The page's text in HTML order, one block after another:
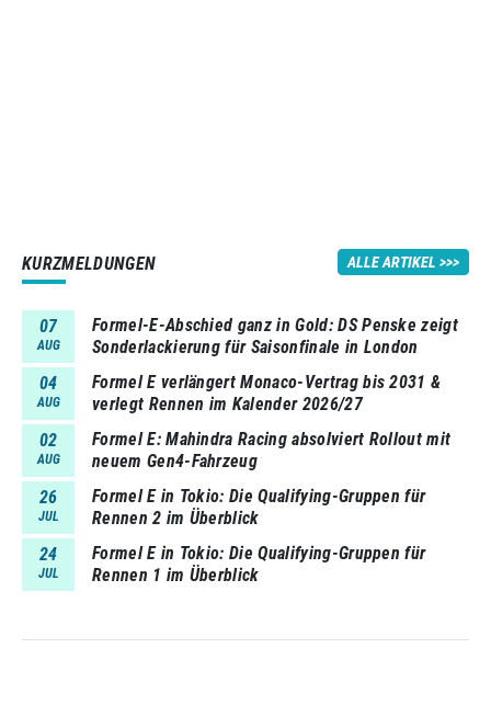
KURZMELDUNGEN ALLE ARTIKEL
07
AUG
Formel-E-Abschied ganz in Gold: DS Penske zeigt
Sonderlackierung für Saisonfinale in London
04
AUG
Formel E verlängert Monaco-Vertrag bis 2031 &
verlegt Rennen im Kalender 2026/27
02
AUG
Formel E: Mahindra Racing absolviert Rollout mit
neuem Gen4-Fahrzeug
26
JUL
Formel E in Tokio: Die Qualifying-Gruppen für
Rennen 2 im Überblick
24
JUL
Formel E in Tokio: Die Qualifying-Gruppen für
Rennen 1 im Überblick